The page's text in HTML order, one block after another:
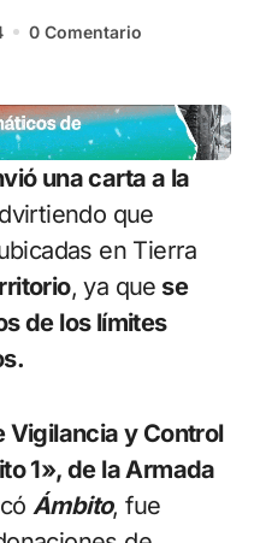
0 Comentario
una carta a la
que
en Tierra
, ya que se
de los límites
Vigilancia y Control
1», de la Armada
Ámbito, fue